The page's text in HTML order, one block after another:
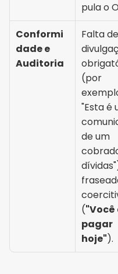
pula o
Conformi
dade e
Auditoria
Falta de
(por
"Esta é
de um
("Você
pagar
hoje").